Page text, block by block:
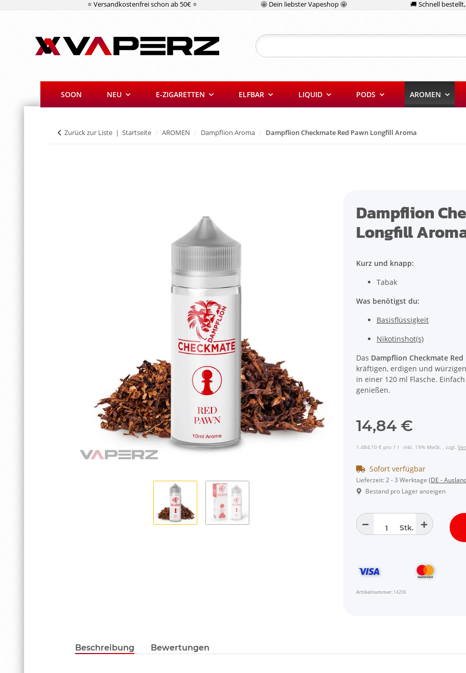
⭐ Versandkostenfrei schon ab 50€ ⭐ 🤩 Dein liebster Vapeshop 🤩 🚚 Schnell
SOON NEU E-ZIGARETTEN ELFBAR LIQUID PODS AROMEN
Zurück zur Liste Startseite AROMEN Dampflion Aroma Dampflion Checkmate Red Pawn Longfill Aroma
Dampflion
Longfill
Kurz und knapp:
Tabak
Was benötigst du:
Basisflüssigkeit
Nikotinshot(s)
Das Dampflion Checkmate
kräftigen, erdigen und
in einer 120 ml Flasche.
genießen.
14,84 €
1.484,10 € pro 1 l inkl. 19% MwSt. , zzgl.
Sofort verfügbar
Lieferzeit:2 - 3 Werktage (DE -
Bestand pro Lager anzeigen
Stk.
Artikelnummer: 14206
Beschreibung Bewertungen